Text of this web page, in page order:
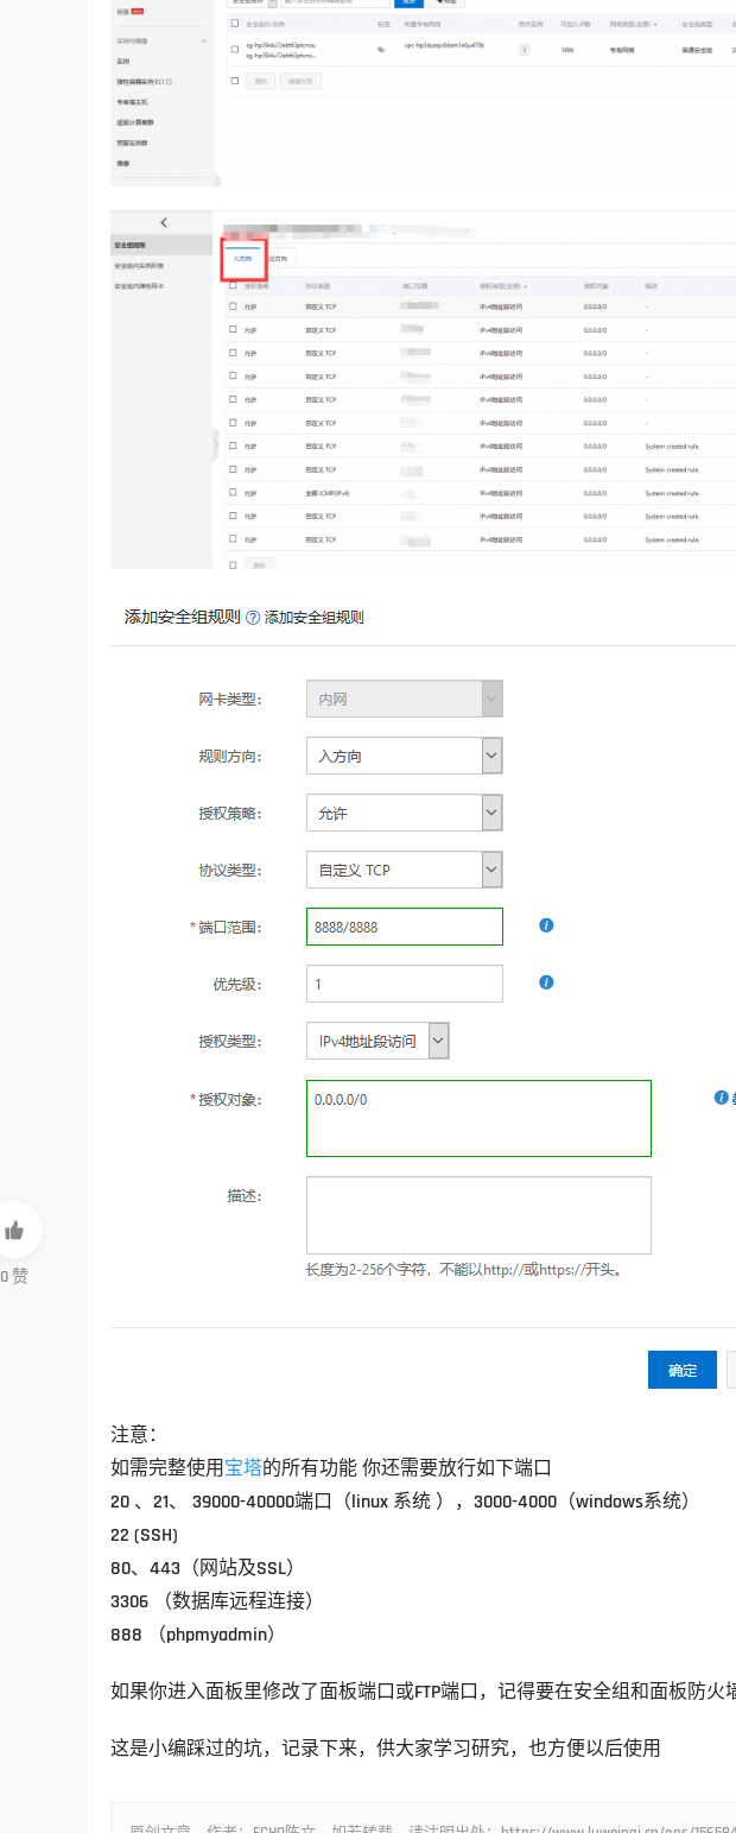
注意：
如需完整使用宝塔的所有功能 你还需要放行如下端口
20 、21、 39000-40000端口（linux 系统 ），3000-4000（windows系统）
22 (SSH)
80、443（网站及SSL）
3306 （数据库远程连接）
888 （phpmyadmin）
如果你进入面板里修改了面板端口或FTP端口，记得要在安全组和面板防火
这是小编踩过的坑，记录下来，供大家学习研究，也方便以后使用

0 赞